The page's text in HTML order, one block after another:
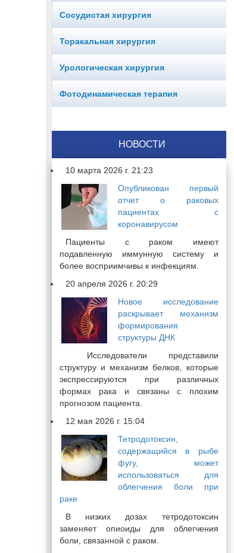
Сосудистая хирургия
Торакальная хирургия
Урологическая хирургия
Фотодинамическая терапия
НОВОСТИ
10 марта 2026 г. 21:23
Опубликован первый
отчет о раковых
пациентах с
коронавирусом
Пациенты с раком имеют
подавленную иммунную систему и
более восприимчивы к инфекциям.
20 апреля 2026 г. 20:29
Новое исследование
раскрывает механизм
формирования
структуры ДНК
Исследователи представили
структуру и механизм белков, которые
экспрессируются при различных
формах рака и связаны с плохим
прогнозом пациента.
12 мая 2026 г. 15:04
Тетродотоксин,
содержащийся в рыбе
фугу, может
использоваться для
облегчения боли при
раке
В низких дозах тетродотоксин
заменяет опиоиды для облегчения
боли, связанной с раком.